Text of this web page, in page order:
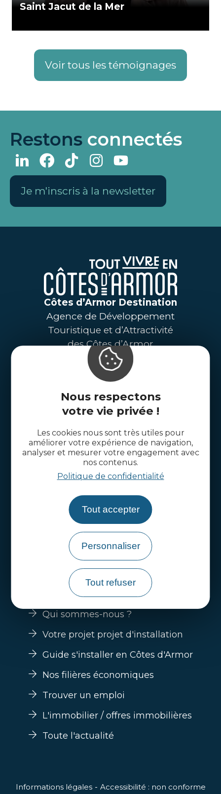
Nous respectons
votre vie privée !
Les cookies nous sont très utiles pour
améliorer votre expérience de navigation,
analyser et mesurer votre engagement avec
nos contenus.
Politique de confidentialité
Tout accepter
Personnaliser
Tout refuser
Saint Jacut de la Mer
Voir tous les témoignages
Restons connectés
Je m'inscris à la newsletter
Côtes d’Armor Destination
Agence de Développement
Touristique et d’Attractivité
des Côtes d’Armor
Nous contacter
Mais aussi
cad22.com
Qui sommes-nous ?
Votre projet projet d'installation
Guide s'installer en Côtes d'Armor
Nos filières économiques
Trouver un emploi
L'immobilier / offres immobilières
Toute l'actualité
Informations légales Accessibilité : non conforme